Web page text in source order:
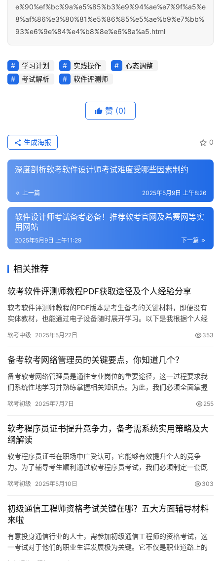
e%90%ef%bc%9a%e5%85%b3%e9%94%ae%e7%9f%a5%e
8%af%86%e3%80%81%e5%86%85%e5%ae%b9%e7%bb%
93%e6%9e%84%e4%b8%8e%e6%8a%a5.html
学习计划 实践操作
心态调整
考试解析
软件评测师
赞 (0)
0
生成海报
深度剖析软考软件设计师考试难度受哪些因素制约
上一篇 2025年5月9日 上午8:26
软件设计师考试备考必备！推荐软考官网及希赛网等实
用网站
下一篇
2025年5月9日 上午11:29
相关推荐
软考软件评测师教程PDF获取途径及个人经验分享
软考软件评测师教程的PDF版本是考生备考的关键材料，即便没有
实体教材，也能通过电子设备随时展开学习。以下是我根据个人经
软考中级 2025年5月22日 353
备考软考网络管理员的关键要点，你知道几个？
备考软考网络管理员是通往专业岗位的重要途径，这一过程要求我
们系统性地学习并熟练掌握相关知识点。为此，我们必须全面掌握
软考初级 2025年7月7日 255
软考程序员证书提升竞争力，备考需系统实用策略及大
纲解读
软考程序员证书在职场中广受认可，它能够有效提升个人的竞争
力。为了辅导考生顺利通过软考程序员考试，我们必须制定一套既
软考初级 2025年5月10日 303
初级通信工程师资格考试关键在哪？五大方面辅导材料
来啦
有意投身通信行业的人士，需参加初级通信工程师的资格考试，这
一考试对于他们的职业生涯发展极为关键。它不仅是职业道路上的